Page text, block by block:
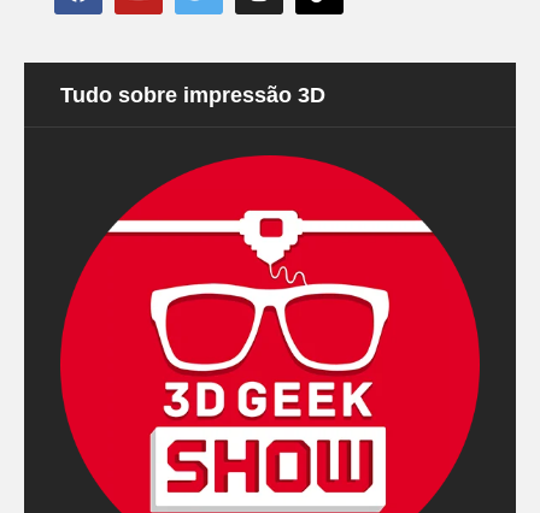
Tudo sobre impressão 3D